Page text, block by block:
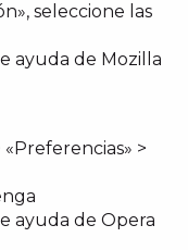
seleccione las
ayuda de Mozilla
>
ayuda de Opera